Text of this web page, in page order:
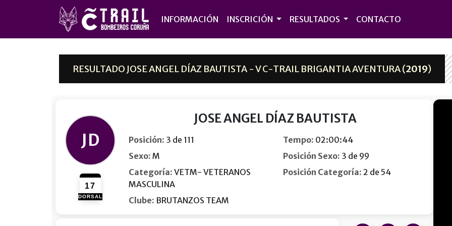
INFORMACIÓN INSCRICIÓN RESULTADOS CONTACTO
RESULTADO JOSE ANGEL DÍAZ BAUTISTA - V C-TRAIL BRIGANTIA AVENTURA (2019)
JD
17
DORSAL
JOSE ANGEL DÍAZ BAUTISTA
Posición: 3 de 111 Tempo: 02:00:44
Sexo: M Posición Sexo: 3 de 99
Categoría: VETM- VETERANOS
MASCULINA
Posición Categoría: 2 de 54
Clube: BRUTANZOS TEAM